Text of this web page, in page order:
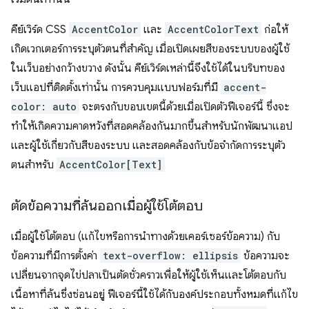
คีย์เวิร์ด CSS AccentColor และ AccentColorText ก่อให้
เกิดเวกเตอร์การระบุตัวตนที่สำคัญ เมื่อเปิดเผยสีของระบบของผู้ใช้
ในเว็บอย่างกว้างขวาง ดังนั้น คีย์เวิร์ดเหล่านี้จึงใช้ได้ในบริบทของ
เว็บแอปที่ติดตั้งเท่านั้น การควบคุมแบบฟอร์มที่มี accent-
color: auto จะตรงกับขอบเขตนี้ด้วยเมื่อเปิดตัวฟีเจอร์นี้ ซึ่งจะ
ทำให้เกิดความคาดหวังที่สอดคล้องกันมากขึ้นสำหรับนักพัฒนาแอป
และผู้ใช้เกี่ยวกับสีของระบบ และสอดคล้องกับข้อจำกัดการระบุตัว
ตนสำหรับ AccentColor[Text]
ตัดข้อความที่ล้นออกเมื่อผู้ใช้โต้ตอบ
เมื่อผู้ใช้โต้ตอบ (แก้ไขหรือการนำทางด้วยเคอร์เซอร์ข้อความ) กับ
ข้อความที่มีการตั้งค่า text-overflow: ellipsis ข้อความจะ
เปลี่ยนจากจุดไข่ปลาเป็นตัดชั่วคราวเพื่อให้ผู้ใช้เห็นและโต้ตอบกับ
เนื้อหาที่ล้นซึ่งซ่อนอยู่ ฟีเจอร์นี้ใช้ได้กับองค์ประกอบทั้งหมดที่แก้ไข